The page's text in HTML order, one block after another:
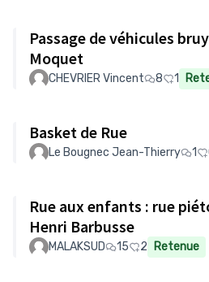
Passage de véhicules
Moquet
CHEVRIER Vincent 8 1
Basket de Rue
Le Bougnec Jean-Thierry 1
Rue aux enfants : rue
Henri Barbusse
MALAKSUD 15 2 Retenue